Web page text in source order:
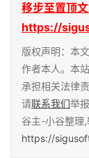
移步至置顶文
https://
版权声明：本
作者本人。本
承担相关法律
请联系我们举
谷主-小谷整理,
https://